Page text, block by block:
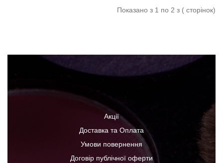
Показано з 1 по 2 з ( сторінок)
Акції
Доставка та Оплата
Умови повернення
Договір публічної оферти